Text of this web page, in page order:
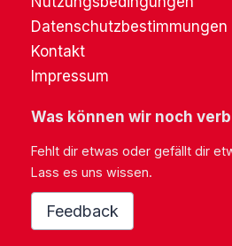
Datenschutzbestimmungen
Kontakt
Impressum
Was können wir noch
Fehlt dir etwas oder gefällt dir
Lass es uns wissen.
Feedback